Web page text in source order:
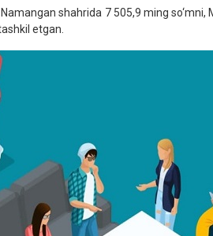
shahrida 7 505,9 ming so‘mni,
etgan.